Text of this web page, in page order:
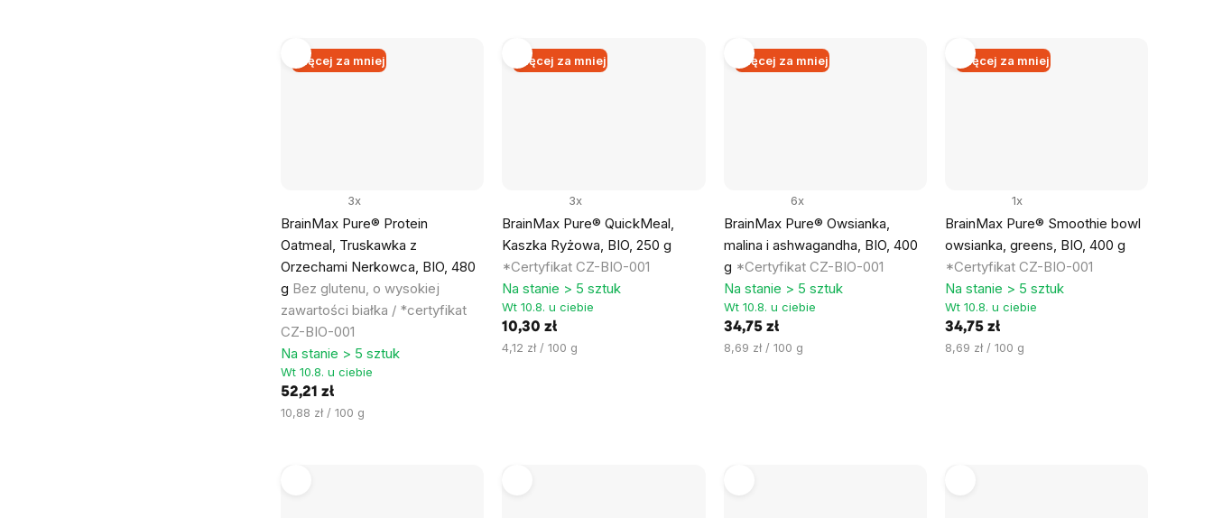
Więcej za mniej
BrainMax Pure® Protein
Oatmeal, Truskawka z
Orzechami Nerkowca, BIO, 480
g Bez glutenu, o wysokiej
zawartości białka / *certyfikat
CZ-BIO-001
3x
Na stanie > 5 sztuk
Wt 10.8. u ciebie
52,21 zł
Cena
10,88 zł / 100 g
Więcej za mniej
BrainMax Pure® QuickMeal,
Kaszka Ryżowa, BIO, 250 g
*Certyfikat CZ-BIO-001
3x
Na stanie > 5 sztuk
Wt 10.8. u ciebie
10,30 zł
Cena
4,12 zł / 100 g
Więcej za mniej
BrainMax Pure® Owsianka,
malina i ashwagandha, BIO, 400
g *Certyfikat CZ-BIO-001
6x
Na stanie > 5 sztuk
Wt 10.8. u ciebie
34,75 zł
Cena
8,69 zł / 100 g
Więcej za mniej
BrainMax Pure® Smoothie bowl
owsianka, greens, BIO, 400 g
*Certyfikat CZ-BIO-001
1x
Na stanie > 5 sztuk
Wt 10.8. u ciebie
34,75 zł
Cena
8,69 zł / 100 g